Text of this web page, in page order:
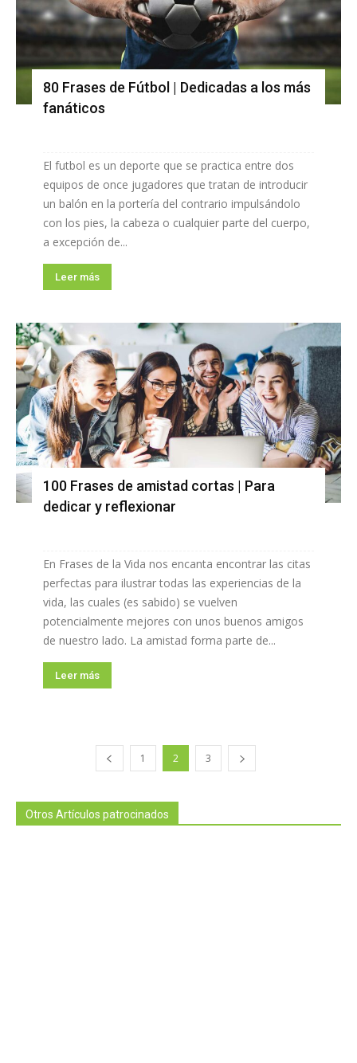
80 Frases de Fútbol | Dedicadas a los más
fanáticos
El futbol es un deporte que se practica entre dos
equipos de once jugadores que tratan de introducir
un balón en la portería del contrario impulsándolo
con los pies, la cabeza o cualquier parte del cuerpo,
a excepción de...
Leer más
100 Frases de amistad cortas | Para
dedicar y reflexionar
En Frases de la Vida nos encanta encontrar las citas
perfectas para ilustrar todas las experiencias de la
vida, las cuales (es sabido) se vuelven
potencialmente mejores con unos buenos amigos
de nuestro lado. La amistad forma parte de...
Leer más
1 2 3
Otros Artículos patrocinados